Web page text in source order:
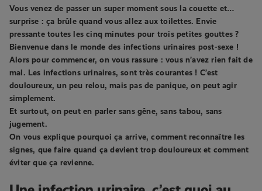
Vous venez de passer un super moment sous la couette et…
surprise : ça brûle quand vous allez aux toilettes. Envie
pressante toutes les cinq minutes pour trois petites gouttes ?
Bienvenue dans le monde des infections urinaires post-sexe !
Alors pour commencer, on vous rassure : vous n’avez rien fait de
mal. Les infections urinaires, sont très courantes ! C’est
douloureux, un peu relou, mais pas de panique, on peut agir
simplement.
Et surtout, on peut en parler sans gêne, sans tabou, sans
jugement.
On vous explique pourquoi ça arrive, comment reconnaître les
signes, que faire quand ça devient trop douloureux et comment
éviter que ça revienne.